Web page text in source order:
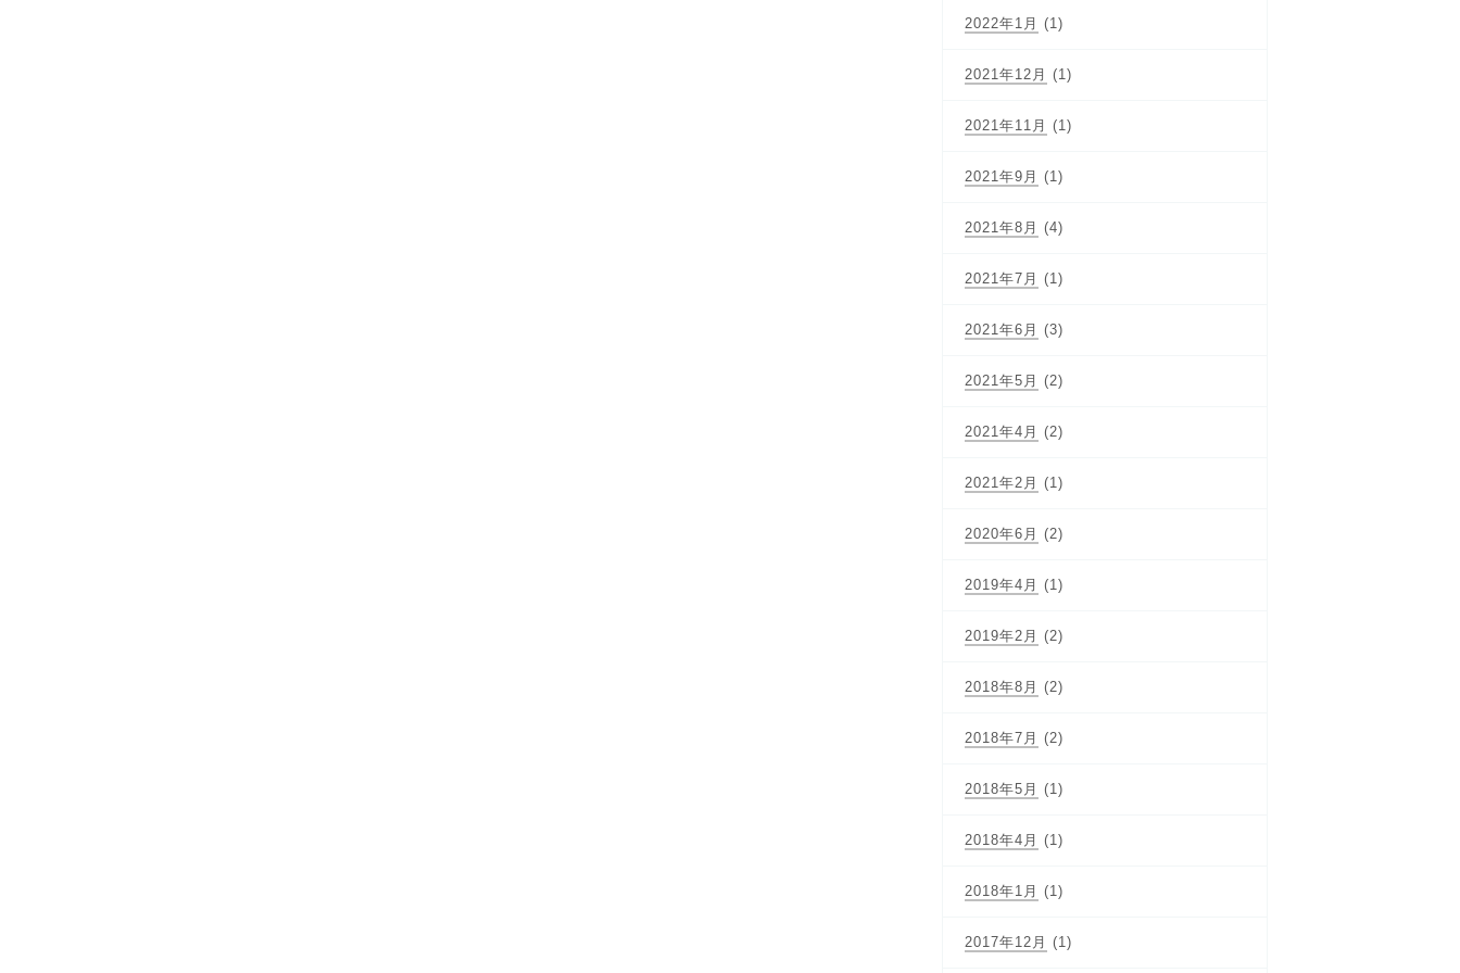
2022年1月 (1)
2021年12月 (1)
2021年11月 (1)
2021年9月 (1)
2021年8月 (4)
2021年7月 (1)
2021年6月 (3)
2021年5月 (2)
2021年4月 (2)
2021年2月 (1)
2020年6月 (2)
2019年4月 (1)
2019年2月 (2)
2018年8月 (2)
2018年7月 (2)
2018年5月 (1)
2018年4月 (1)
2018年1月 (1)
2017年12月 (1)